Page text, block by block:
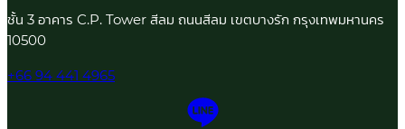
ชั้น 3 อาคาร C.P. Tower สีลม ถนนสีลม เขตบางรัก กรุงเทพมหานคร
10500
+66 94 441 4965